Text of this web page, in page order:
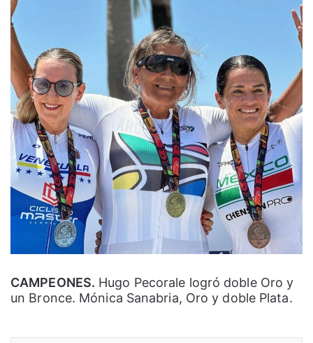
CAMPEONES. Hugo Pecorale logró doble Oro y
un Bronce. Mónica Sanabria, Oro y doble Plata.